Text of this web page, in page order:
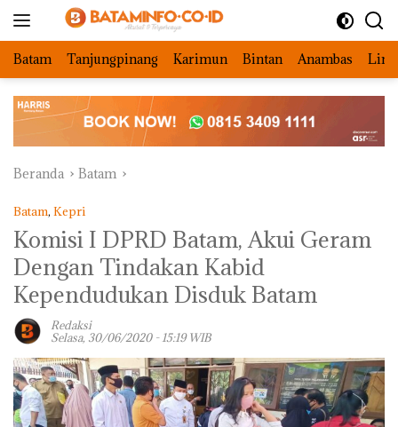
Batam Tanjungpinang Karimun Bintan Anambas
Beranda Batam
Batam, Kepri
Komisi I DPRD Batam, Akui Geram
Dengan Tindakan Kabid
Kependudukan Disduk Batam
Redaksi
Selasa, 30/06/2020 - 15:19 WIB